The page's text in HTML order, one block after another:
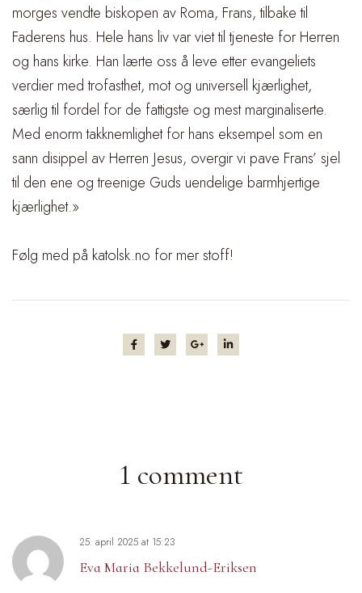
morges vendte biskopen av Roma, Frans, tilbake til
Faderens hus. Hele hans liv var viet til tjeneste for Herren
og hans kirke. Han lærte oss å leve etter evangeliets
verdier med trofasthet, mot og universell kjærlighet,
særlig til fordel for de fattigste og mest marginaliserte.
Med enorm takknemlighet for hans eksempel som en
sann disippel av Herren Jesus, overgir vi pave Frans’ sjel
til den ene og treenige Guds uendelige barmhjertige
kjærlighet.»
Følg med på katolsk.no for mer stoff!
1 comment
25. april 2025 at 15:23
Eva Maria Bekkelund-Eriksen